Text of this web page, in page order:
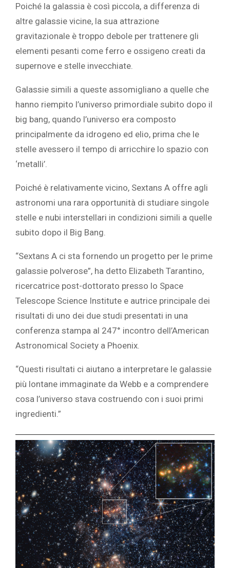
Poiché la galassia è così piccola, a differenza di
altre galassie vicine, la sua attrazione
gravitazionale è troppo debole per trattenere gli
elementi pesanti come ferro e ossigeno creati da
supernove e stelle invecchiate.
Galassie simili a queste assomigliano a quelle che
hanno riempito l’universo primordiale subito dopo il
big bang, quando l’universo era composto
principalmente da idrogeno ed elio, prima che le
stelle avessero il tempo di arricchire lo spazio con
‘metalli’.
Poiché è relativamente vicino, Sextans A offre agli
astronomi una rara opportunità di studiare singole
stelle e nubi interstellari in condizioni simili a quelle
subito dopo il Big Bang.
“Sextans A ci sta fornendo un progetto per le prime
galassie polverose”, ha detto Elizabeth Tarantino,
ricercatrice post-dottorato presso lo Space
Telescope Science Institute e autrice principale dei
risultati di uno dei due studi presentati in una
conferenza stampa al 247° incontro dell’American
Astronomical Society a Phoenix.
“Questi risultati ci aiutano a interpretare le galassie
più lontane immaginate da Webb e a comprendere
cosa l’universo stava costruendo con i suoi primi
ingredienti.”